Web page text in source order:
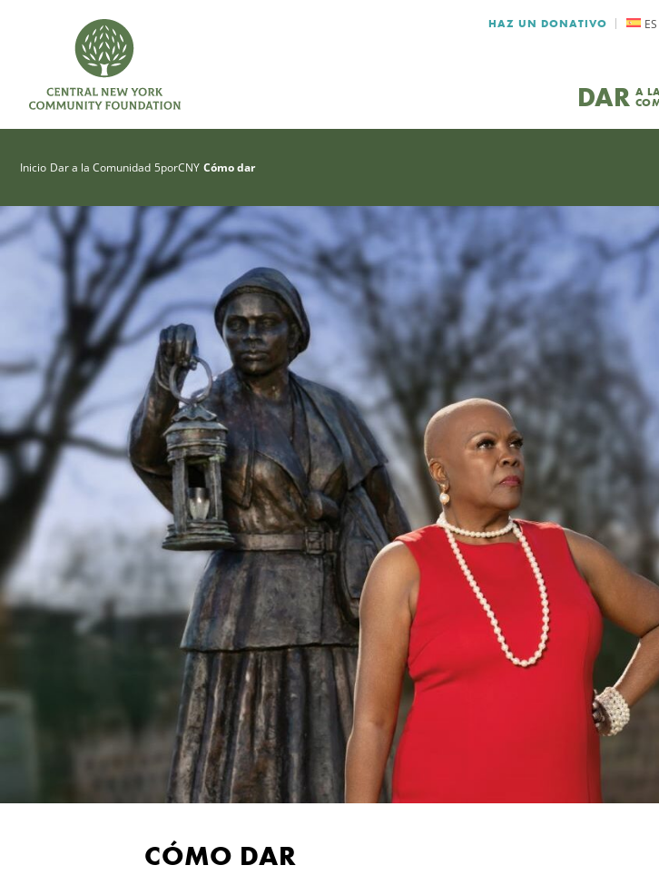
HAZ UN DONATIVO ES
DAR A
Inicio Dar a la Comunidad 5porCNY Cómo dar
CÓMO DAR